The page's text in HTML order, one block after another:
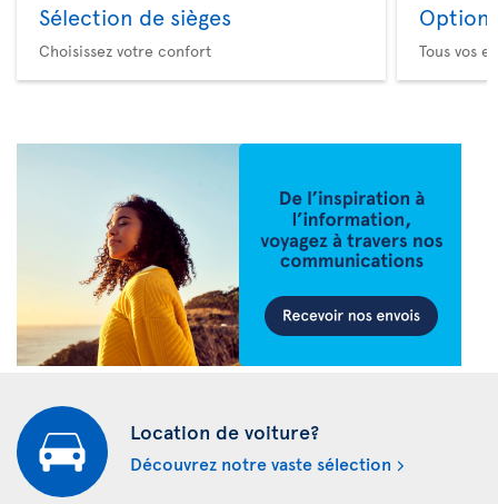
Sélection de sièges
Choisissez votre confort
Option
Tous vos
Location de voiture?
Découvrez notre vaste sélection